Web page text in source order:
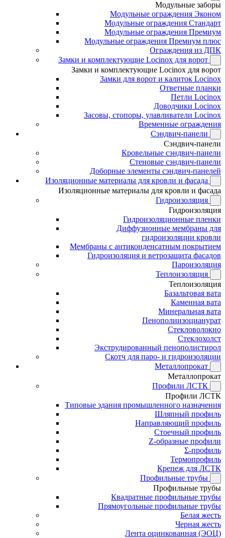
Модульные заборы
Модульные ограждения Эконом
Модульные ограждения Стандарт
Модульные ограждения Премиум
Модульные ограждения Премиум плюс
Ограждения из ДПК
Замки и комплектующие Locinox для ворот
Замки и комплектующие Locinox для ворот
Замки для ворот и калиток Locinox
Ответные планки
Петли Locinox
Доводчики Locinox
Засовы, стопоры, улавливатели Locinox
Временные ограждения
Сэндвич-панели
Сэндвич-панели
Кровельные сэндвич-панели
Стеновые сэндвич-панели
Доборные элементы сэндвич-панелей
Изоляционные материалы для кровли и фасада
Изоляционные материалы для кровли и фасада
Гидроизоляция
Гидроизоляция
Гидроизоляционные пленки
Диффузионные мембраны для
гидроизоляции кровли
Мембраны с антиконденсатным покрытием
Гидроизоляция и ветрозащита фасадов
Пароизоляция
Теплоизоляция
Теплоизоляция
Базальтовая вата
Каменная вата
Минеральная вата
Пенополиизоцианурат
Стекловолокно
Стеклохолст
Экструдированный пенополистирол
Скотч для паро- и гидроизоляции
Металлопрокат
Металлопрокат
Профили ЛСТК
Профили ЛСТК
Типовые здания промышленного назначения
Шляпный профиль
Направляющий профиль
Стоечный профиль
Z-образные профили
Σ-профиль
Термопрофиль
Крепеж для ЛСТК
Профильные трубы
Профильные трубы
Квадратные профильные трубы
Прямоугольные профильные трубы
Белая жесть
Черная жесть
Лента оцинкованная (ЭОЦ)